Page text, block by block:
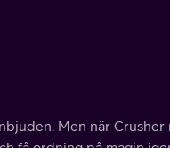
Men när Crusher